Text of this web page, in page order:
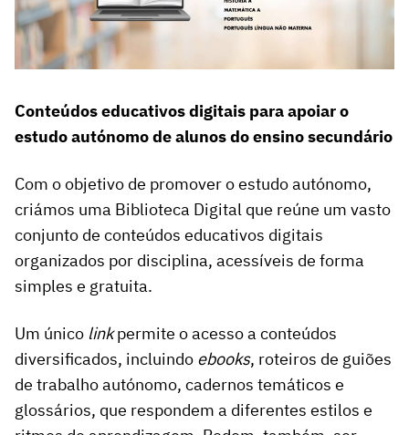
Conteúdos educativos digitais para apoiar o
estudo autónomo de alunos do ensino secundário
Com o objetivo de promover o estudo autónomo,
criámos uma Biblioteca Digital que reúne um vasto
conjunto de conteúdos educativos digitais
organizados por disciplina, acessíveis de forma
simples e gratuita.
Um único linkpermite o acesso a conteúdos
diversificados, incluindo ebooks, roteiros de guiões
de trabalho autónomo, cadernos temáticos e
glossários, que respondem a diferentes estilos e